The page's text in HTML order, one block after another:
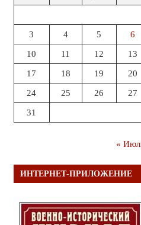
3 4 5 6
10 11 12 13
17 18 19 20
24 25 26 27
31
« Июл
ИНТЕРНЕТ-ПРИЛОЖЕНИЕ